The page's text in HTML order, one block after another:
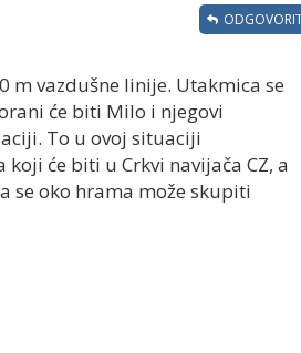
m vazdušne linije. Utakmica se
će biti Milo i njegovi
To u ovoj situaciji
će biti u Crkvi navijača CZ, a
se oko hrama može skupiti